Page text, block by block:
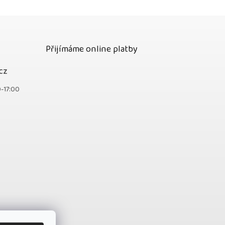
17:00
Přijímáme online platby